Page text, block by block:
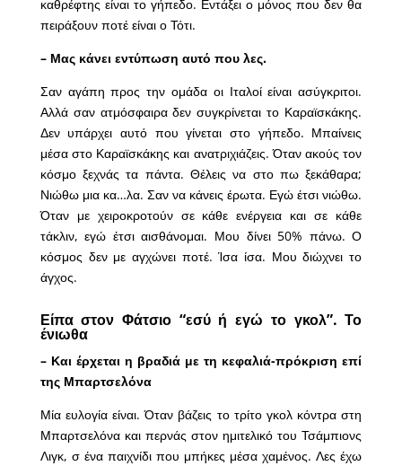
καθρέφτης είναι το γήπεδο. Εντάξει ο μόνος που δεν θα
πειράξουν ποτέ είναι ο Τότι.
– Μας κάνει εντύπωση αυτό που λες.
Σαν αγάπη προς την ομάδα οι Ιταλοί είναι ασύγκριτοι.
Αλλά σαν ατμόσφαιρα δεν συγκρίνεται το Καραϊσκάκης.
Δεν υπάρχει αυτό που γίνεται στο γήπεδο. Μπαίνεις
μέσα στο Καραϊσκάκης και ανατριχιάζεις. Όταν ακούς τον
κόσμο ξεχνάς τα πάντα. Θέλεις να στο πω ξεκάθαρα;
Νιώθω μια κα…λα. Σαν να κάνεις έρωτα. Εγώ έτσι νιώθω.
Όταν με χειροκροτούν σε κάθε ενέργεια και σε κάθε
τάκλιν, εγώ έτσι αισθάνομαι. Μου δίνει 50% πάνω. Ο
κόσμος δεν με αγχώνει ποτέ. Ίσα ίσα. Μου διώχνει το
άγχος.
Είπα στον Φάτσιο “εσύ ή εγώ το γκολ”. Το
ένιωθα
– Και έρχεται η βραδιά με τη κεφαλιά-πρόκριση επί
της Μπαρτσελόνα
Μία ευλογία είναι. Όταν βάζεις το τρίτο γκολ κόντρα στη
Μπαρτσελόνα και περνάς στον ημιτελικό του Τσάμπιονς
Λιγκ, σ ένα παιχνίδι που μπήκες μέσα χαμένος. Λες έχω